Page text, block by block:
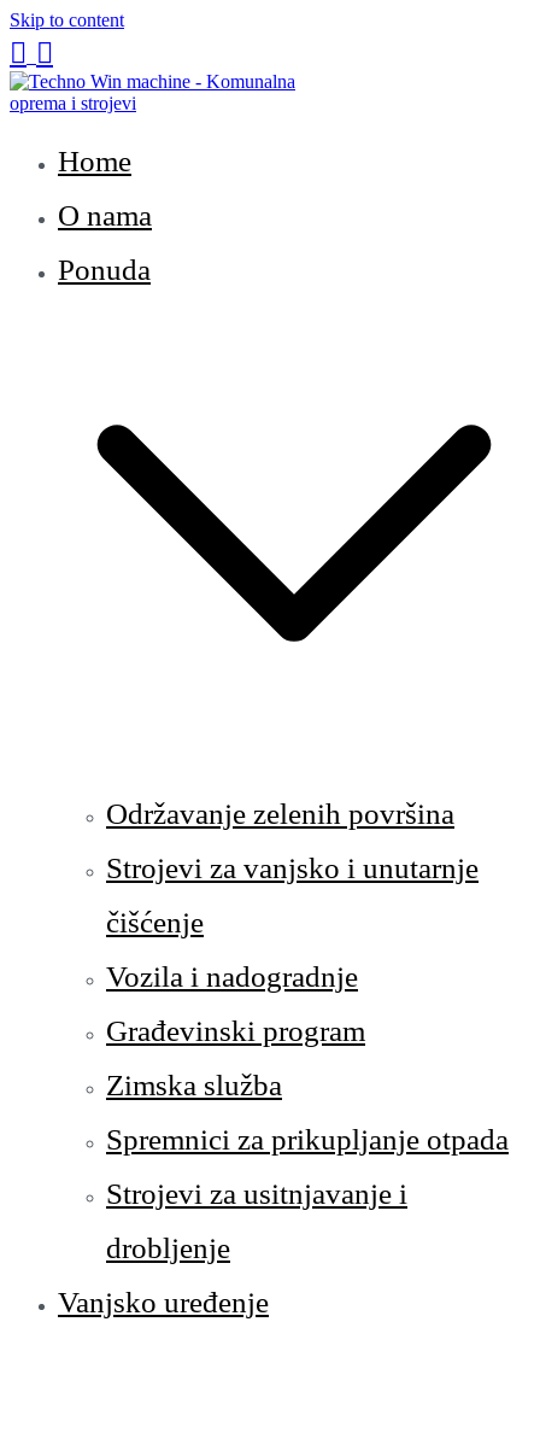
Skip to content
 
Home
O nama
Ponuda
Održavanje zelenih površina
Strojevi za vanjsko i unutarnje
čišćenje
Vozila i nadogradnje
Građevinski program
Zimska služba
Spremnici za prikupljanje otpada
Strojevi za usitnjavanje i
drobljenje
Vanjsko uređenje